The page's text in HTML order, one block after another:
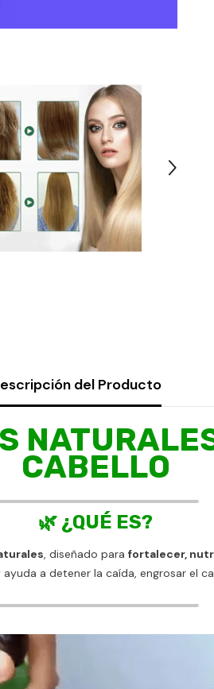
del Producto
CABELLO
🌿 ¿QUÉ ES?
, diseñado para fortalecer,
a detener la caída, engrosar el